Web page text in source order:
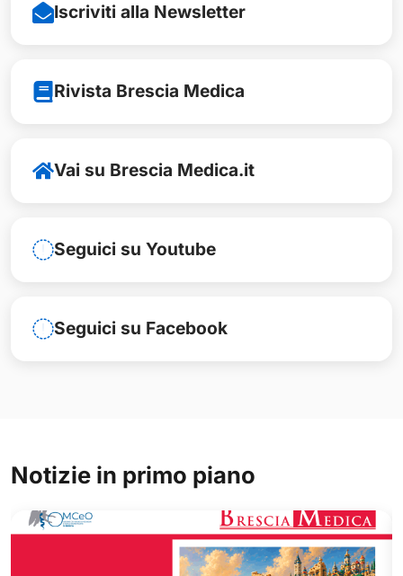
Iscriviti alla Newsletter
Rivista Brescia Medica
Vai su Brescia Medica.it
Seguici su Youtube
Seguici su Facebook
Notizie in primo piano